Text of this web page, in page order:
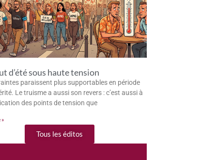
d’été sous haute tension
paraissent plus supportables en période
Le truisme a aussi son revers : c’est aussi à
des points de tension que
Tous les éditos